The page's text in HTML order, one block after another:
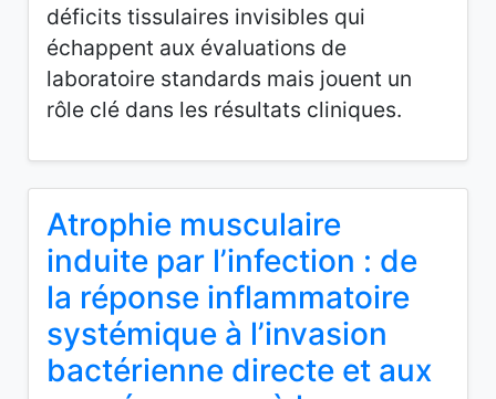
déficits tissulaires invisibles qui
échappent aux évaluations de
laboratoire standards mais jouent un
rôle clé dans les résultats cliniques.
Atrophie musculaire
induite par l’infection : de
la réponse inflammatoire
systémique à l’invasion
bactérienne directe et aux